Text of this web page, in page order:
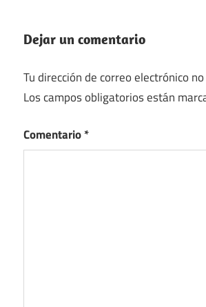
Dejar un comentario
Tu dirección de correo electrónico
Los campos obligatorios están
Comentario*